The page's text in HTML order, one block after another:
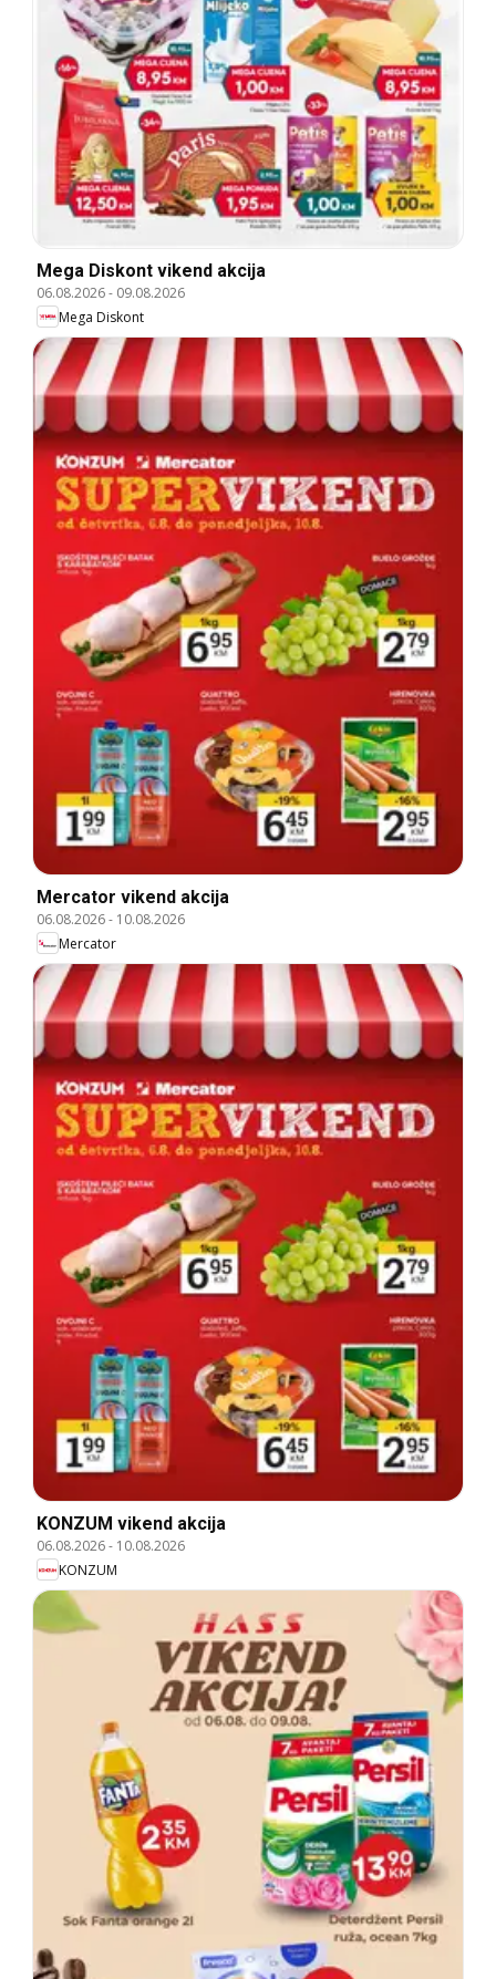
Mega Diskont vikend akcija
06.08.2026- 09.08.2026
Mega Diskont
Mercator vikend akcija
06.08.2026- 10.08.2026
Mercator
KONZUM vikend akcija
06.08.2026- 10.08.2026
KONZUM